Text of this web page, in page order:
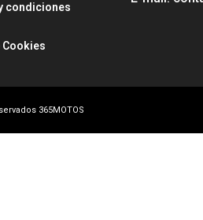
condiciones
365MOTOS